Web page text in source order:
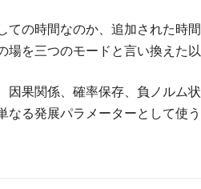
の時間なのか、追加された時
を三つのモードと言い換えた以
果関係、確率保存、負ノルム
る発展パラメーターとして使